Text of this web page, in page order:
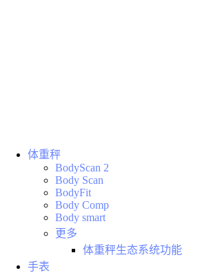
体重秤
BodyScan 2
Body Scan
BodyFit
Body Comp
Body smart
更多
体重秤生态系统功能
手表